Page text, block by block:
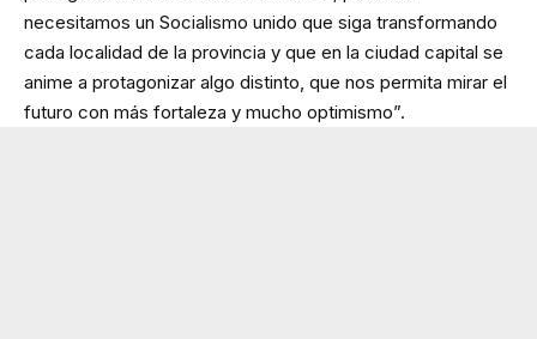
necesitamos un Socialismo unido que siga transformando
cada localidad de la provincia y que en la ciudad capital se
anime a protagonizar algo distinto, que nos permita mirar el
futuro con más fortaleza y mucho optimismo”.